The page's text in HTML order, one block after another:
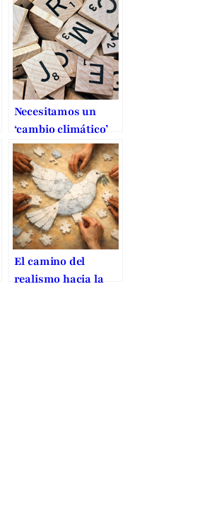
Necesitamos un
‘cambio climático’
de la libertad
religiosa
El camino del
realismo hacia la